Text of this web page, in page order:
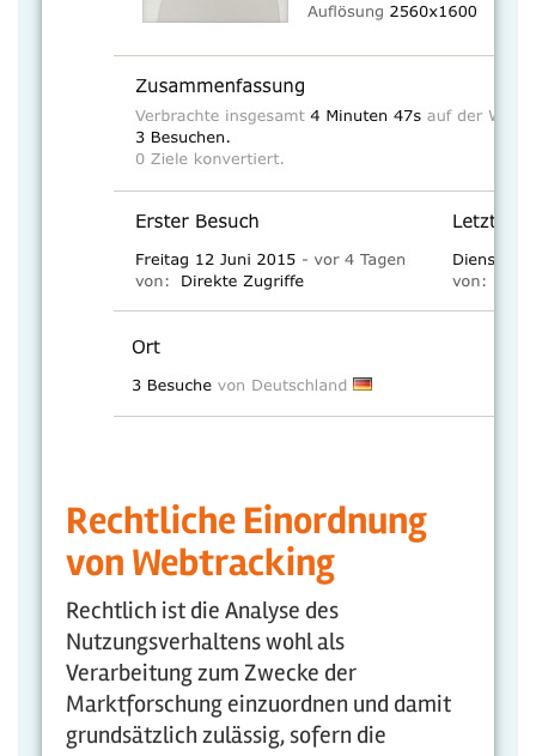
Rechtliche Einordnung
von Webtracking
Rechtlich ist die Analyse des
Nutzungsverhaltens wohl als
Verarbeitung zum Zwecke der
Marktforschung einzuordnen und damit
grundsätzlich zulässig, sofern die